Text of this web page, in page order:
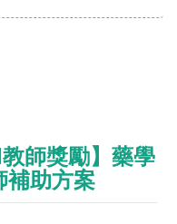
師獎勵】藥學
補助方案